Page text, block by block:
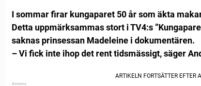
I sommar firar kungaparet 50 år som äkta
Detta uppmärksammas stort i TV4:s
saknas prinsessan Madeleine i dokumentären.
– Vi fick inte ihop det rent tidsmässigt, säger